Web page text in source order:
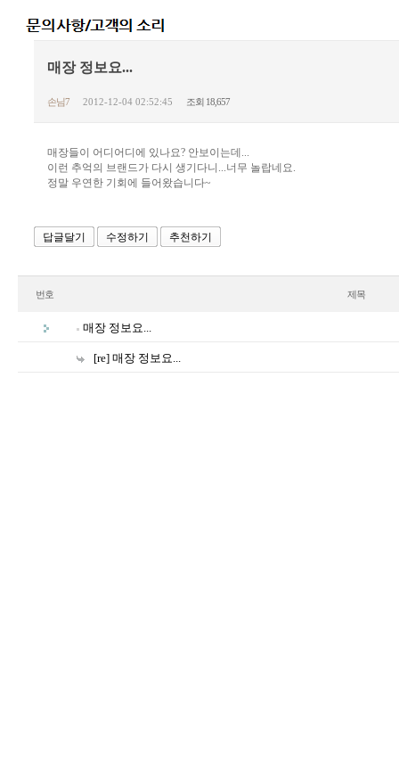
매장 정보요...
손님7 2012-12-04 02:52:45 조회 18,657
매장들이 어디어디에 있나요? 안보이는데...
이런 추억의 브랜드가 다시 생기다니...너무 놀랍네요.
정말 우연한 기회에 들어왔습니다~
답글달기 수정하기 추천하기
번호 제목
매장 정보요...
[re] 매장 정보요...